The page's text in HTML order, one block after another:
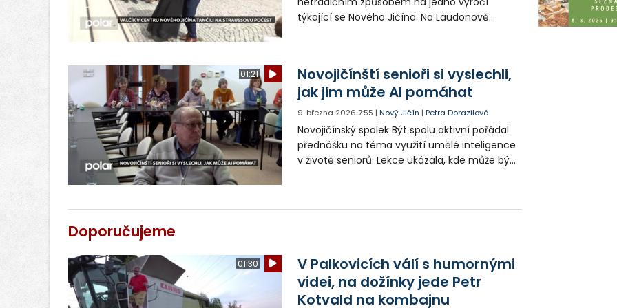
týkající se Nového Jičína. Na Laudonově
01:21
Novojičínští senioři si vyslechli,
jak jim může AI pomáhat
9. března 2026 7:55 |Nový Jičín |Petra Dorazilová
Novojičínský spolek Být spolu aktivní pořádal
přednášku na téma využití umělé inteligence
v životě seniorů. Lekce ukázala, kde může být
Doporučujeme
01:30
V Palkovicích válí s humornými
videi, na dožínky jede Petr
Kotvald na kombajnu